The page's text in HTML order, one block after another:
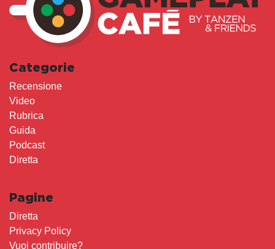
Categorie
Recensione
Video
Rubrica
Guida
Podcast
Diretta
Pagine
Diretta
Privacy Policy
Vuoi contribuire?